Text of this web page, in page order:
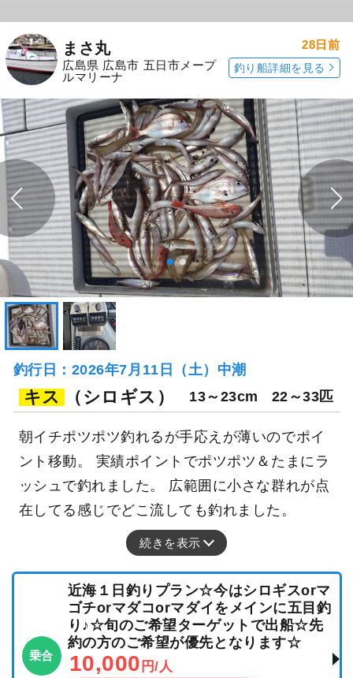
まさ丸
広島県 広島市 五日市メープ
ルマリーナ
28日前
釣り船詳細を見る
釣行日：2026年7月11日（土）中潮
キス （シロギス） 13～23cm 22～33匹
朝イチポツポツ釣れるが手応えが薄いのでポイ
ント移動。 実績ポイントでポツポツ＆たまにラ
ッシュで釣れました。 広範囲に小さな群れが点
在してる感じでどこ流しても釣れました。
続きを表示
乗合
近海１日釣りプラン☆今はシロギスorマ
ゴチorマダコorマダイをメインに五目釣
り♪☆旬のご希望ターゲットで出船☆先
約の方のご希望が優先となります☆
10,000 円/人